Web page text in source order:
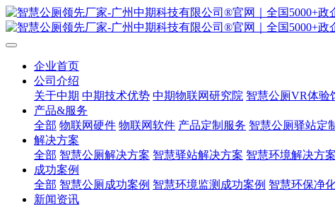
企业首页
公司介绍
关于中期 中期技术优势 中期物联网研究院 智慧公厕VR体验
产品&服务
全部 物联网硬件 物联网软件 产品定制服务 智慧公厕驿站定
解决方案
全部 智慧公厕解决方案 智慧驿站解决方案 智慧环境解决方案
成功案例
全部 智慧公厕成功案例 智慧环境监测成功案例 智慧环保净
新闻资讯